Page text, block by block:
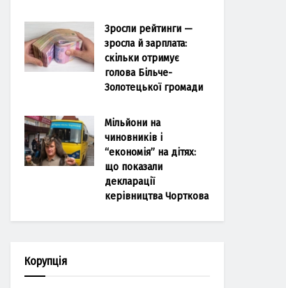
Зросли рейтинги —
зросла й зарплата:
скільки отримує
голова Більче-
Золотецької громади
Мільйони на
чиновників і
“економія” на дітях:
що показали
декларації
керівництва Чорткова
Корупція